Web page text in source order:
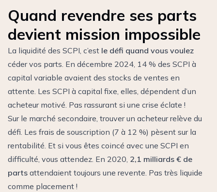
Quand revendre ses parts
devient mission impossible
La liquidité des SCPI, c’est le défi quand vous voulez
céder vos parts. En décembre 2024, 14 % des SCPI à
capital variable avaient des stocks de ventes en
attente. Les SCPI à capital fixe, elles, dépendent d’un
acheteur motivé. Pas rassurant si une crise éclate !
Sur le marché secondaire, trouver un acheteur relève du
défi. Les frais de souscription (7 à 12 %) pèsent sur la
rentabilité. Et si vous êtes coincé avec une SCPI en
difficulté, vous attendez. En 2020, 2,1 milliards € de
parts attendaient toujours une revente. Pas très liquide
comme placement !